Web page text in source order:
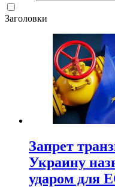
Заголовки
Запрет
Украину
ударом для